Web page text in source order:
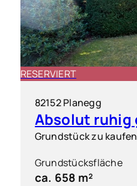
RESERVIERT
82152 Planegg
Grundstück zu kaufen
Grundstücksfläche
ca. 658 m²